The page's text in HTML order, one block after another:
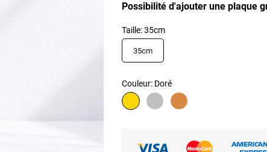
Possibilité d'ajouter une plaque
Taille: 35cm
35cm
Couleur: Doré
Doré ArgentBronze